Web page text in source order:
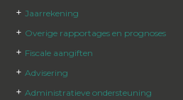
+Jaarrekening
+ Overige rapportages en prognoses
+ Fiscale aangiften
+Advisering
+Administratieve ondersteuning